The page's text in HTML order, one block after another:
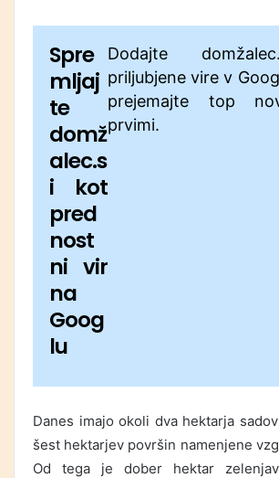
Spre
mljaj
te
domž
alec.s
i kot
pred
nost
ni vir
na
Goog
lu
Dodajte
priljubjene vire v
prejemajte top
prvimi.
Danes imajo okoli dva hektarja
šest hektarjev površin namenjene
Od tega je dober hektar